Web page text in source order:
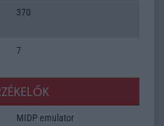
370
7
MIDP emulator